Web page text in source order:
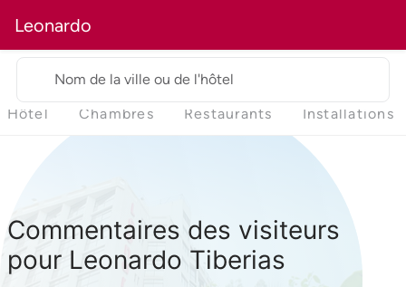
Leonardo
Nom de la ville ou de l'hôtel
Hôtel Chambres Restaurants Installations
Commentaires des visiteurs
pour Leonardo Tiberias